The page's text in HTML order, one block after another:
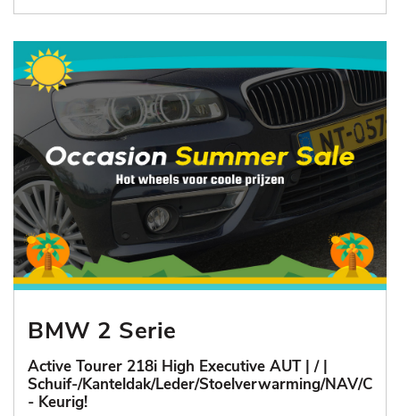
BMW 2 Serie
Active Tourer 218i High Executive AUT | / |
Schuif-/Kanteldak/Leder/Stoelverwarming/NAV/
- Keurig!